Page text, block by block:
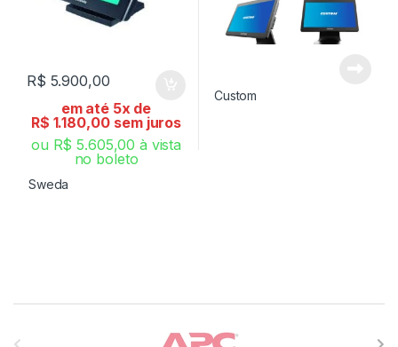
R$ 5.900,00
em até 5x de
R$ 1.180,00 sem juros
ou R$ 5.605,00 à vista
no boleto
Sweda
Custom